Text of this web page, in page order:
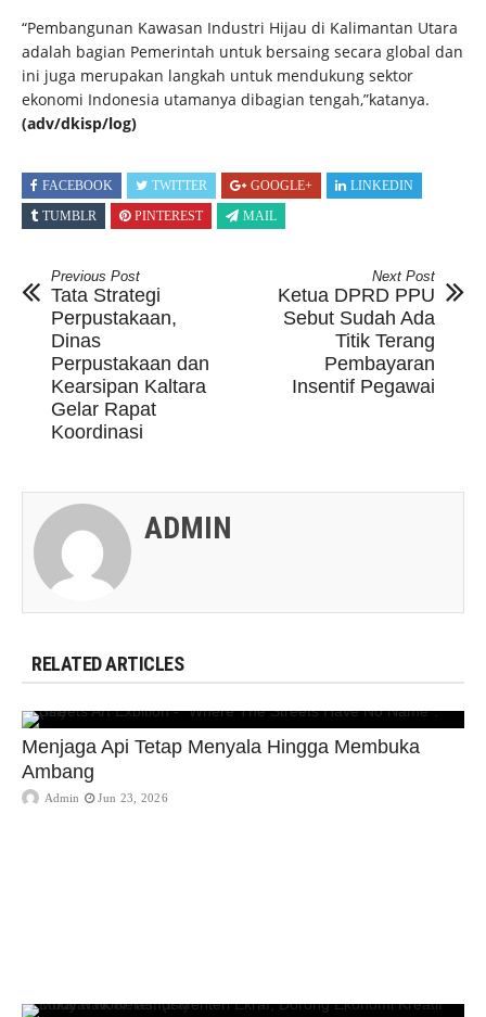
“Pembangunan Kawasan Industri Hijau di Kalimantan Utara
adalah bagian Pemerintah untuk bersaing secara global dan
ini juga merupakan langkah untuk mendukung sektor
ekonomi Indonesia utamanya dibagian tengah,”katanya.
(adv/dkisp/log)
FACEBOOK TWITTER GOOGLE+
LINKEDIN
TUMBLR
PINTEREST MAIL
Previous Post
Tata Strategi
Perpustakaan,
Dinas
Perpustakaan dan
Kearsipan Kaltara
Gelar Rapat
Koordinasi
Next Post
Ketua DPRD PPU
Sebut Sudah Ada
Titik Terang
Pembayaran
Insentif Pegawai
ADMIN
RELATED ARTICLES
Menjaga Api Tetap Menyala Hingga Membuka
Ambang
Admin Jun 23, 2026